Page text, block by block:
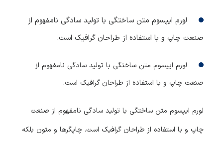
لورم ایپسوم متن ساختگی با تولید سادگی نامفهوم از
صنعت چاپ و با استفاده از طراحان گرافیک است.
لورم ایپسوم متن ساختگی با تولید سادگی نامفهوم از
صنعت چاپ و با استفاده از طراحان گرافیک است.
لورم ایپسوم متن ساختگی با تولید سادگی نامفهوم از صنعت
چاپ و با استفاده از طراحان گرافیک است. چاپگرها و متون بلکه